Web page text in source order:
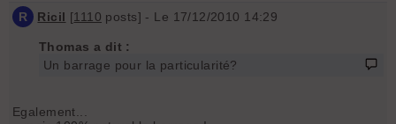
R Ricil [1110 posts] - Le 17/12/2010 14:29
Thomas a dit :
Un barrage pour la particularité?
Egalement...